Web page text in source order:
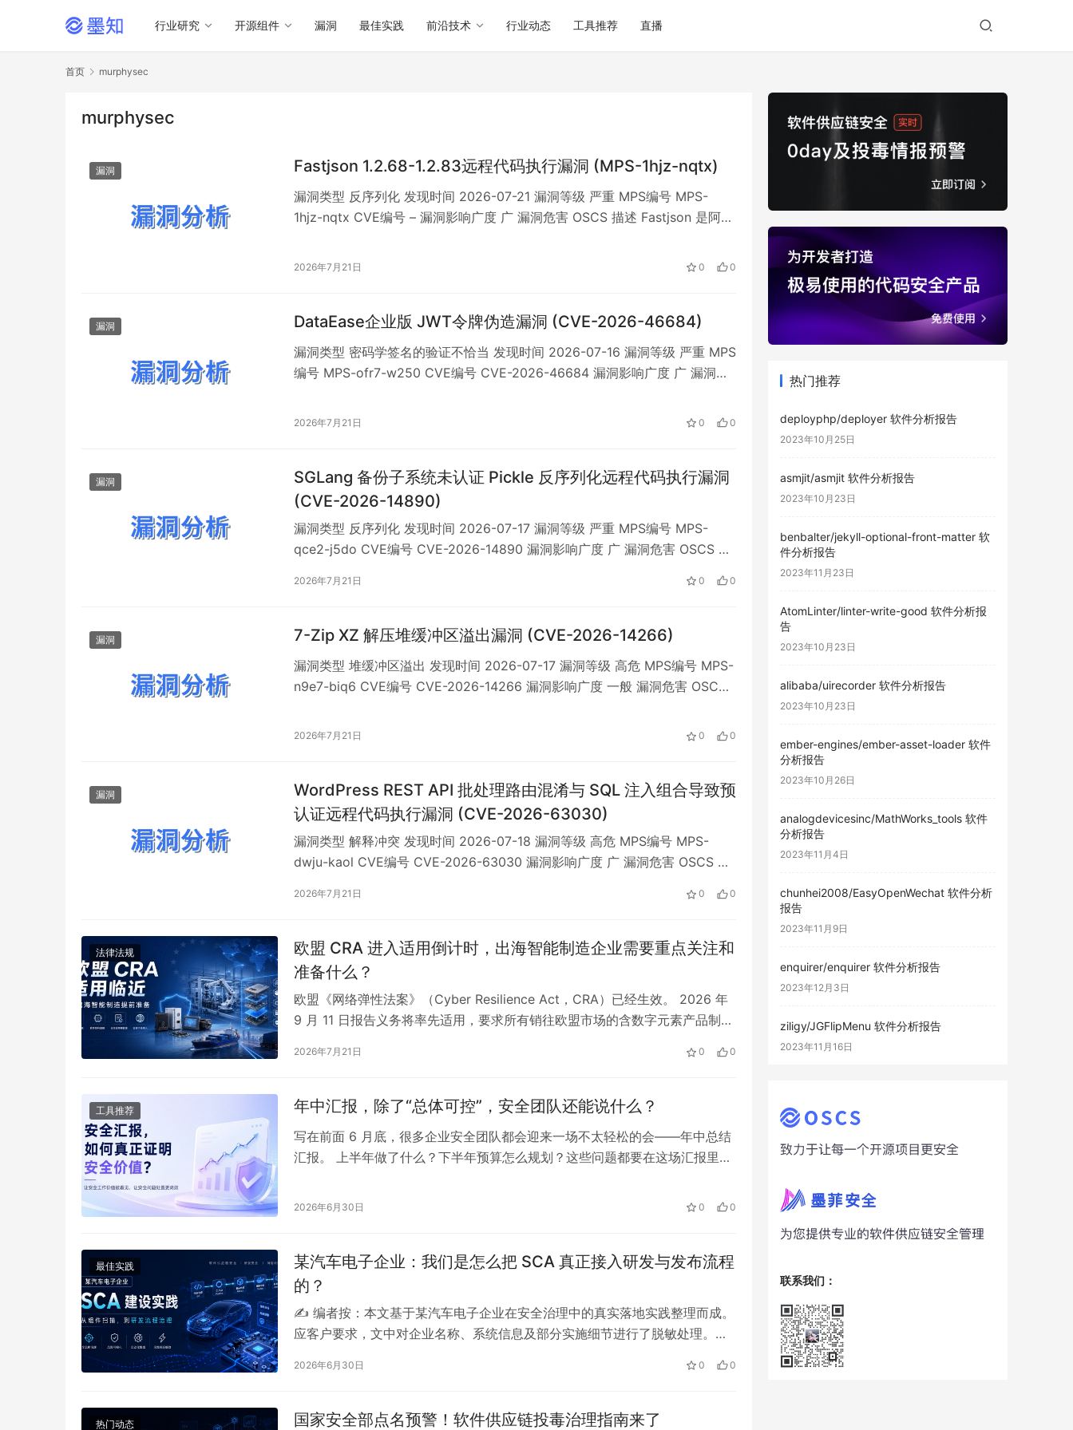
行业研究 开源组件 漏洞 最佳实践 前沿技术 行业动态 工具推荐 直播
首页 murphysec
murphysec
漏洞 Fastjson 1.2.68-1.2.83远程代码执行漏洞 (MPS-1hjz-nqtx)
漏洞类型 反序列化 发现时间 2026-07-21 漏洞等级 严重 MPS编号 MPS-
1hjz-nqtx CVE编号 – 漏洞影响广度 广 漏洞危害 OSCS 描述 Fastjson 是阿里
的序列化和反序列化。 Fastjson 1.x 在 autoTy…
2026年7月21日 0 0
漏洞 DataEase企业版 JWT令牌伪造漏洞 (CVE-2026-46684)
漏洞类型 密码学签名的验证不恰当 发现时间 2026-07-16 漏洞等级 严重 MPS
编号 MPS-ofr7-w250 CVE编号 CVE-2026-46684 漏洞影响广度 广 漏洞危
2026年7月21日 0 0
漏洞
SGLang 备份子系统未认证 Pickle 反序列化远程代码执行漏洞
(CVE-2026-14890)
漏洞类型 反序列化 发现时间 2026-07-17 漏洞等级 严重 MPS编号 MPS-
qce2-j5do CVE编号 CVE-2026-14890 漏洞影响广度 广 漏洞危害 OSCS 描
OpenAI 兼容接口、分布式推理和 expert-parallel 等能力，属于 LLM…
2026年7月21日 0 0
漏洞 7-Zip XZ 解压堆缓冲区溢出漏洞 (CVE-2026-14266)
漏洞类型 堆缓冲区溢出 发现时间 2026-07-17 漏洞等级 高危 MPS编号 MPS-
n9e7-biq6 CVE编号 CVE-2026-14266 漏洞影响广度 一般 漏洞危害 OSCS
Windows 与 Linux 平台。 受影响版本中，7-Zip 的 XZ 解码模块…
2026年7月21日 0 0
漏洞
WordPress REST API 批处理路由混淆与 SQL 注入组合导致预
认证远程代码执行漏洞 (CVE-2026-63030)
漏洞类型 解释冲突 发现时间 2026-07-18 漏洞等级 高危 MPS编号 MPS-
dwju-kaol CVE编号 CVE-2026-63030 漏洞影响广度 广 漏洞危害 OSCS 描
泛用于默认站点部署、内容读取和插件生态扩展。 受影响版本中，
2026年7月21日 0 0
法律法规
欧盟 CRA 进入适用倒计时，出海智能制造企业需要重点关注和
准备什么？
欧盟《网络弹性法案》（Cyber Resilience Act，CRA）已经生效。 2026 年
9 月 11 日报告义务将率先适用，要求所有销往欧盟市场的含数字元素产品制造
在那些容易被忽略的软件部分：固件、嵌入式系统、通信模组、移动 App、云
2026年7月21日 0 0
工具推荐 年中汇报，除了“总体可控”，安全团队还能说什么？
写在前面 6 月底，很多企业安全团队都会迎来一场不太轻松的会——年中总结
汇报。 上半年做了什么？下半年预算怎么规划？这些问题都要在这场汇报里向
少工单、拦截了多少攻击、建设了多少能力、跟进了多少情报、推动了多少整
2026年6月30日 0 0
最佳实践
某汽车电子企业：我们是怎么把 SCA 真正接入研发与发布流程
的？
✍️ 编者按：本文基于某汽车电子企业在安全治理中的真实落地实践整理而成。
应客户要求，文中对企业名称、系统信息及部分实施细节进行了脱敏处理。仅
参考。 正文延续客户第一人称叙述。 撰稿人介绍：王多鱼，安全开发出身，现
用工程化思维…
2026年6月30日 0 0
热门动态 国家安全部点名预警！软件供应链投毒治理指南来了
热门推荐
deployphp/deployer 软件分析报告
2023年10月25日
asmjit/asmjit 软件分析报告
2023年10月23日
benbalter/jekyll-optional-front-matter 软
件分析报告
2023年11月23日
AtomLinter/linter-write-good 软件分析报
告
2023年10月23日
alibaba/uirecorder 软件分析报告
2023年10月23日
ember-engines/ember-asset-loader 软件
分析报告
2023年10月26日
analogdevicesinc/MathWorks_tools 软件
分析报告
2023年11月4日
chunhei2008/EasyOpenWechat 软件分析
报告
2023年11月9日
enquirer/enquirer 软件分析报告
2023年12月3日
ziligy/JGFlipMenu 软件分析报告
2023年11月16日
联系我们：